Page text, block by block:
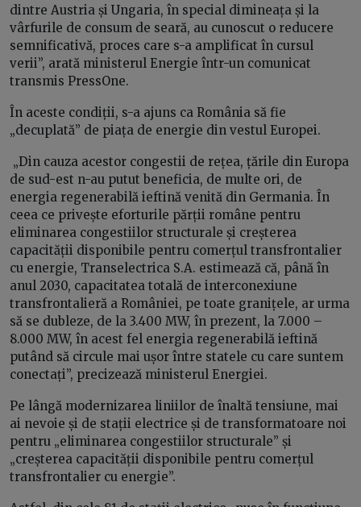
dintre Austria și Ungaria, în special dimineața și la
vârfurile de consum de seară, au cunoscut o reducere
semnificativă, proces care s-a amplificat în cursul
verii”, arată ministerul Energie într-un comunicat
transmis PressOne.
În aceste condiții, s-a ajuns ca România să fie
„decuplată” de piața de energie din vestul Europei.
„Din cauza acestor congestii de rețea, țările din Europa
de sud-est n-au putut beneficia, de multe ori, de
energia regenerabilă ieftină venită din Germania. În
ceea ce privește eforturile părții române pentru
eliminarea congestiilor structurale și creșterea
capacității disponibile pentru comerțul transfrontalier
cu energie, Transelectrica S.A. estimează că, până în
anul 2030, capacitatea totală de interconexiune
transfrontalieră a României, pe toate granițele, ar urma
să se dubleze, de la 3.400 MW, în prezent, la 7.000 –
8.000 MW, în acest fel energia regenerabilă ieftină
putând să circule mai ușor între statele cu care suntem
conectați”, precizează ministerul Energiei.
Pe lângă modernizarea liniilor de înaltă tensiune, mai
ai nevoie și de stații electrice și de transformatoare noi
pentru „eliminarea congestiilor structurale” și
„creșterea capacității disponibile pentru comerțul
transfrontalier cu energie”.